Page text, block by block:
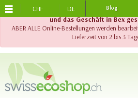
!! Wichtig !! Bis am 20. August 2026
und das Geschäft in Bex
ABER ALLE Online-Bestellungen werden
Lieferzeit von 2 bis 3
CHF DE Blog